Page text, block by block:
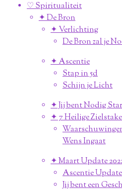
♡ Spiritualiteit
✦ De Bron
✦ Verlichting
De Bron zal je
✦ Ascentie
Stap in 5d
Schijn je Licht
✦ Jij bent Nodig
✦ 7 Heilige
Wens Ingaat
✦ Maart Update
Ascentie Update
Jij bent een